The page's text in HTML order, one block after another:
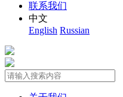
联系我们
中文
English Russian